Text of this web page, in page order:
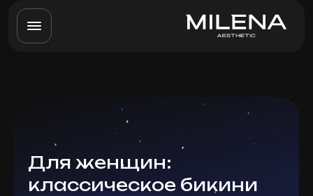
Для женщин:
классическое бикини